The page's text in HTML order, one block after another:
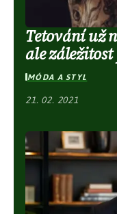
Tetování už
ale
MÓDA A STYL
21. 02. 2021